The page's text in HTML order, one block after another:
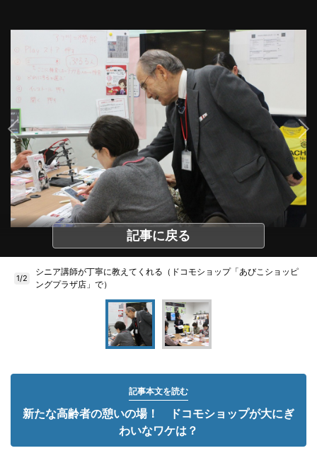
記事に戻る
1/2
シニア講師が丁寧に教えてくれる（ドコモショップ「あびこショッピ
ングプラザ店」で）
記事本文を読む
新たな高齢者の憩いの場！ ドコモショップが大にぎ
わいなワケは？